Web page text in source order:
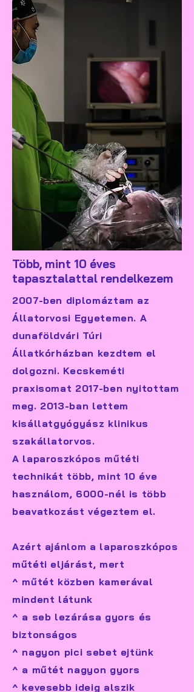
Több, mint 10 éves
tapasztalattal rendelkezem
2007-ben diplomáztam az
Állatorvosi Egyetemen. A
dunaföldvári Túri
Állatkórházban kezdtem el
dolgozni. Kecskeméti
praxisomat 2017-ben nyitottam
meg. 2013-ban lettem
kisállatgyógyász klinikus
szakállatorvos.
A laparoszkópos műtéti
technikát több, mint 10 éve
használom, 6000-nél is több
beavatkozást végeztem el.
Azért ajánlom a laparoszkópos
műtéti eljárást, mert
^ műtét közben kamerával
mindent látunk
^ a seb lezárása gyors és
biztonságos
^ nagyon pici sebet ejtünk
^ a műtét nagyon gyors
^ kevesebb ideig alszik